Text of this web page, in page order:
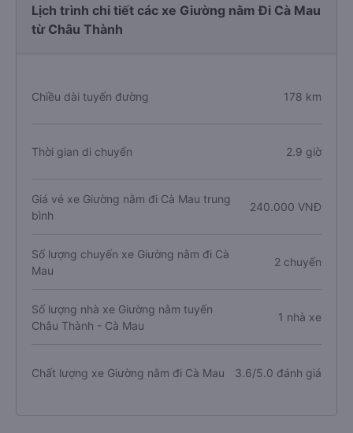
Lịch trình chi tiết các xe Giường nằm Đi Cà Mau
từ Châu Thành
Chiều dài tuyến đường 178 km
Thời gian di chuyển 2.9 giờ
Giá vé xe Giường nằm đi Cà Mau trung
bình
240.000 VNĐ
Số lượng chuyến xe Giường nằm đi Cà
Mau
2 chuyến
Số lượng nhà xe Giường nằm tuyến
Châu Thành - Cà Mau
1 nhà xe
Chất lượng xe Giường nằm đi Cà Mau 3.6/5.0 đánh giá